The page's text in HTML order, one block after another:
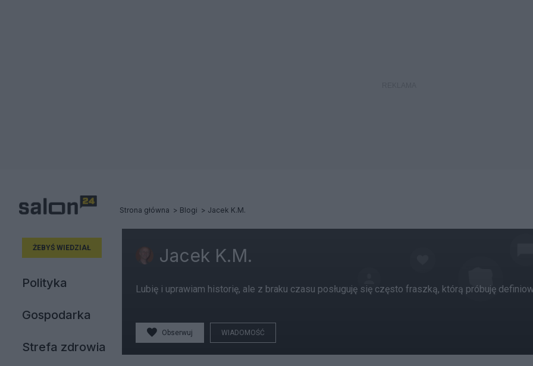
Strona główna Blogi Jacek K.M.
ŻEBYŚ WIEDZIAŁ
Polityka
Gospodarka
Strefa zdrowia
Jacek K.M.
Lubię i uprawiam historię, ale z braku czasu posługuję się często fraszką, którą próbuję
Obserwuj WIADOMOŚĆ